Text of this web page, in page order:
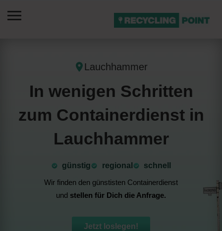
Lauchhammer
In wenigen Schritten
zum Containerdienst in
Lauchhammer
günstig ⁠regional
schnell
Wir finden den günstisten Containerdienst
und stellen für Dich die Anfrage.
Jetzt loslegen!